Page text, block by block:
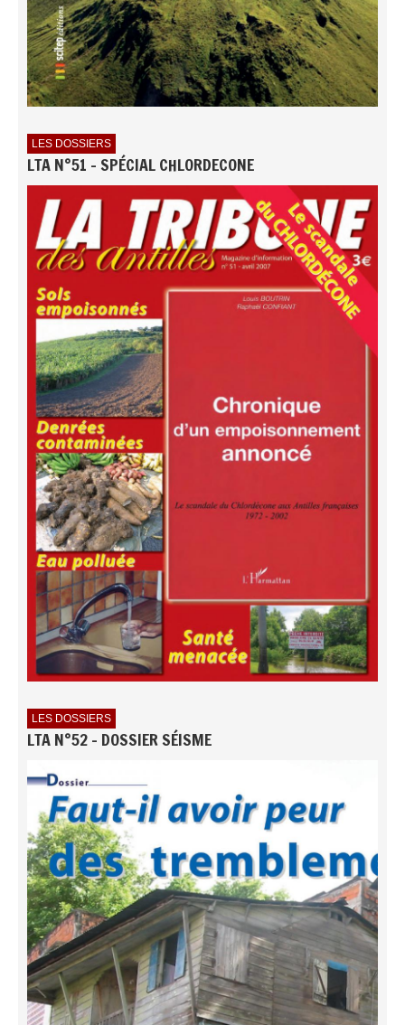
LES DOSSIERS
LTA N°51 - SPÉCIAL CHLORDECONE
LES DOSSIERS
LTA N°52 - DOSSIER SÉISME